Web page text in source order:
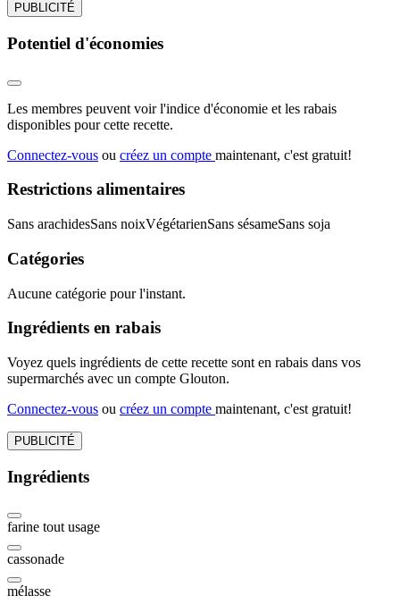
PUBLICITÉ
Potentiel d'économies
Les membres peuvent voir l'indice d'économie et les rabais
disponibles pour cette recette.
Connectez-vous ou créez un compte maintenant, c'est gratuit!
Restrictions alimentaires
Sans arachidesSans noixVégétarienSans sésameSans soja
Catégories
Aucune catégorie pour l'instant.
Ingrédients en rabais
Voyez quels ingrédients de cette recette sont en rabais dans vos
supermarchés avec un compte Glouton.
Connectez-vous ou créez un compte maintenant, c'est gratuit!
PUBLICITÉ
Ingrédients
farine tout usage
cassonade
mélasse